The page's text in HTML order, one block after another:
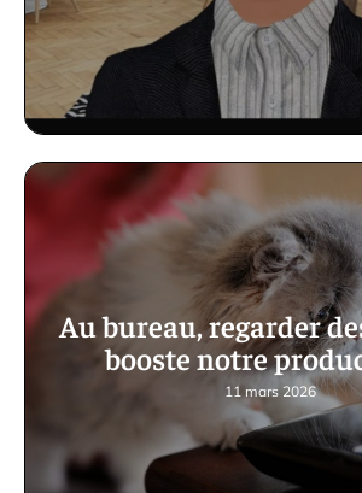
Au bureau, regarder
booste notre
11 mars 2026